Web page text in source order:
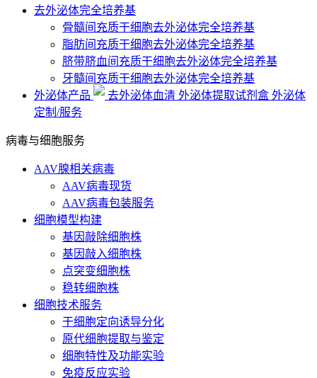
去外泌体完全培养基
骨髓间充质干细胞去外泌体完全培养基
脂肪间充质干细胞去外泌体完全培养基
脐带脐血间充质干细胞去外泌体完全培养基
牙髓间充质干细胞去外泌体完全培养基
外泌体产品
去外泌体血清 外泌体提取试剂盒 外泌体
定制/服务
病毒与细胞服务
AAV腺相关病毒
AAV病毒现货
AAV病毒包装服务
细胞模型构建
基因敲除细胞株
基因敲入细胞株
点突变细胞株
稳转细胞株
细胞技术服务
干细胞定向诱导分化
原代细胞提取与鉴定
细胞特性及功能实验
免疫反应实验